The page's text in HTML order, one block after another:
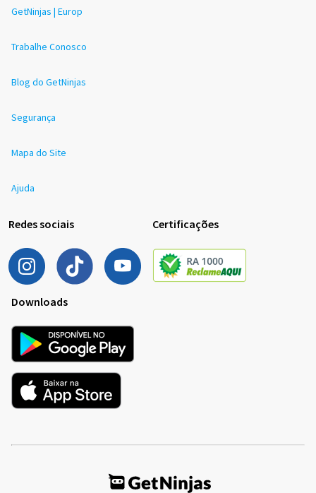
GetNinjas | Europ
Trabalhe Conosco
Blog do GetNinjas
Segurança
Mapa do Site
Ajuda
Redes sociais Certificações
Downloads